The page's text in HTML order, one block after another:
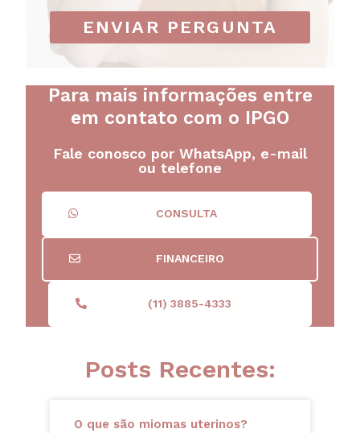
ENVIAR PERGUNTA
Para mais informações entre
em contato com o IPGO
Fale conosco por WhatsApp, e-mail
ou telefone
CONSULTA
FINANCEIRO
(11) 3885-4333
Posts Recentes:
O que são miomas uterinos?